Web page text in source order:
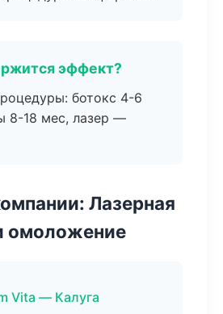
эффект?
ботокс 4-6
8-18 мес, лазер —
Лазерная
омоложение
Vita — Калуга